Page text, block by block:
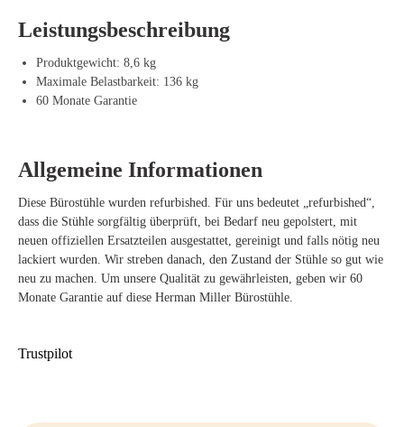
erhalten Sie angenehme Unterstützung, ohne mehrere Knöpfe oder
Die atmungsaktive Sitz- und Rückenbespannung sorgt für
langanhaltenden Komfort und reduziert die Wärmeentwicklung. Die
die perfekt zu modernen Büros, Studios, Besprechungsräumen und
Homeoffices mit hohen Tischen oder Sitz-Steh-Arbeitsplätzen passt.
Vorteile des Herman Miller Setu Stool Grey
White
Stilvoller Herman Miller Barhocker in Grey White.
Ideal für hohe Arbeitsplätze, Bartische und Besprechungsbereiche.
Atmungsaktive Sitz- und Rückenbespannung für angenehmen
Leistungsbeschreibung
Produktgewicht: 8,6 kg
Maximale Belastbarkeit: 136 kg
60 Monate Garantie
Allgemeine Informationen
Diese Bürostühle wurden refurbished. Für uns bedeutet „refurbished“,
dass die Stühle sorgfältig überprüft, bei Bedarf neu gepolstert, mit
neuen offiziellen Ersatzteilen ausgestattet, gereinigt und falls nötig neu
lackiert wurden. Wir streben danach, den Zustand der Stühle so gut wie
neu zu machen. Um unsere Qualität zu gewährleisten, geben wir 60
Monate Garantie auf diese Herman Miller Bürostühle.
Trustpilot